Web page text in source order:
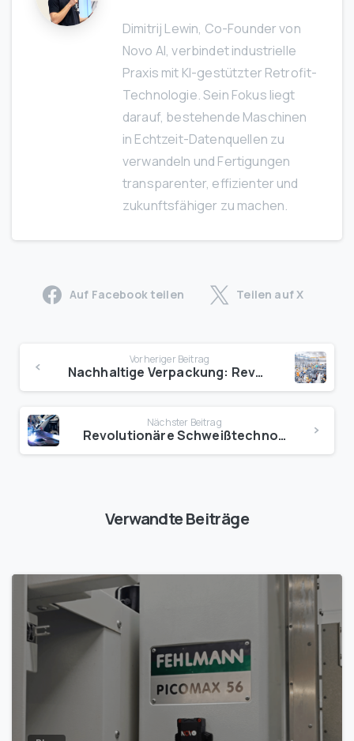
Dimitrij Lewin, Co-Founder von
Novo AI, verbindet industrielle
Praxis mit KI-gestützter Retrofit-
Technologie. Sein Fokus liegt
darauf, bestehende Maschinen
in Echtzeit-Datenquellen zu
verwandeln und Fertigungen
transparenter, effizienter und
zukunftsfähiger zu machen.
Auf Facebook teilen Teilen auf X
Vorheriger Beitrag
Nachhaltige Verpackung: Revolutionäre KI-Innovationen
Nächster Beitrag
Revolutionäre Schweißtechnologie: Zukunft voller Möglichkeiten
Verwandte Beiträge